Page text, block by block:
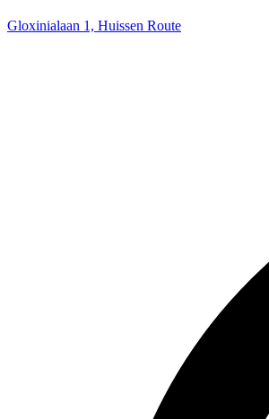
Gloxinialaan 1, Huissen Route